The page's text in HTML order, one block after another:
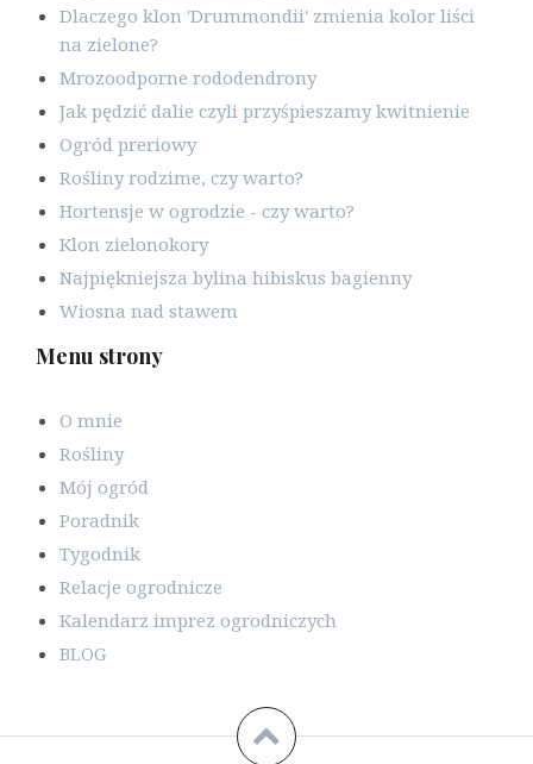
Dlaczego klon 'Drummondii' zmienia kolor liści
na zielone?
Mrozoodporne rododendrony
Jak pędzić dalie czyli przyśpieszamy kwitnienie
Ogród preriowy
Rośliny rodzime, czy warto?
Hortensje w ogrodzie - czy warto?
Klon zielonokory
Najpiękniejsza bylina hibiskus bagienny
Wiosna nad stawem
Menu strony
O mnie
Rośliny
Mój ogród
Poradnik
Tygodnik
Relacje ogrodnicze
Kalendarz imprez ogrodniczych
BLOG